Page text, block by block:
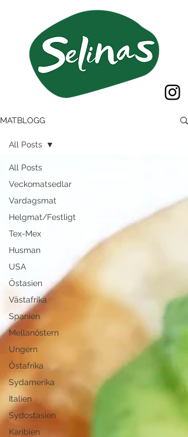
MATBLOGG
All Posts
Veckomatsedlar
Vardagsmat
Helgmat/Festligt
Tex-Mex
Husman
USA
Östasien
Västafrika
Spanien
Mellanöstern
Ungern
Östafrika
Sydamerika
Italien
Sydostasien
Karibien
All Posts